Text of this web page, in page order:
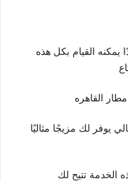
يمكنه القيام بكل هذه
القاهره
يوفر لك مزيجًا مثاليًا
الخدمة تتيح لك